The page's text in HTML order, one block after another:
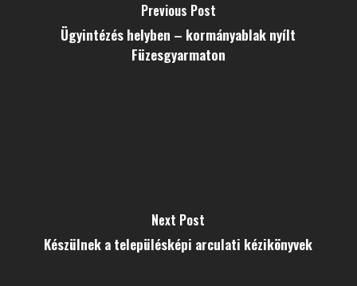
Previous Post
Ügyintézés helyben – kormányablak nyílt
Füzesgyarmaton
Next Post
Készülnek a településképi arculati kézikönyvek